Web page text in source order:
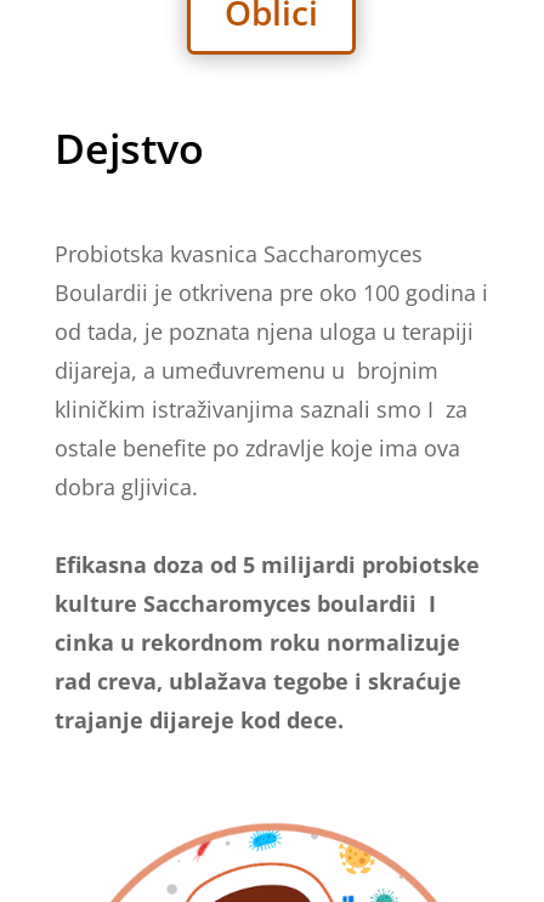
Oblici
Dejstvo
Probiotska kvasnica Saccharomyces
Boulardii je otkrivena pre oko 100 godina i
od tada, je poznata njena uloga u terapiji
dijareja, a umeđuvremenu u brojnim
kliničkim istraživanjima saznali smo I za
ostale benefite po zdravlje koje ima ova
dobra gljivica.
Efikasna doza od 5 milijardi probiotske
kulture Saccharomyces boulardii I
cinka u rekordnom roku normalizuje
rad creva, ublažava tegobe i skraćuje
trajanje dijareje kod dece.